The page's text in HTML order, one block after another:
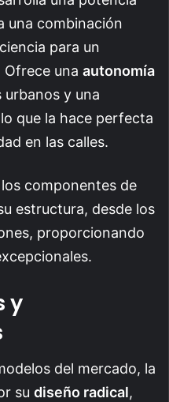
una combinación
para un
una autonomía
y una
que la hace perfecta
en las calles.
componentes de
estructura, desde los
proporcionando
y
del mercado, la
su diseño radical,